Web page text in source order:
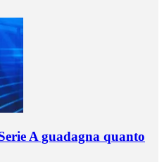
A guadagna quanto